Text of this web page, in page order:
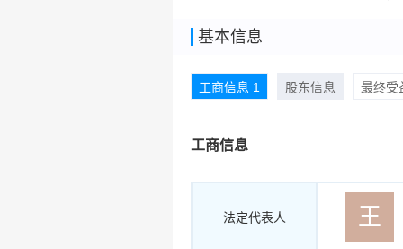
基本信息
工商信息 1 股东信息 最终受
工商信息
法定代表人 王